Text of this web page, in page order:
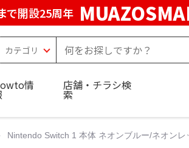
で開設25周年
情 店舗・チラシ検
索
Nintendo Switch 1 本体 ネオンブルー/ネオン